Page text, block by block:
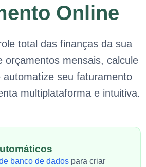
Online
total das finanças da sua
orçamentos mensais, calcule
automatize seu faturamento
multiplataforma e intuitiva.
banco de dados para criar